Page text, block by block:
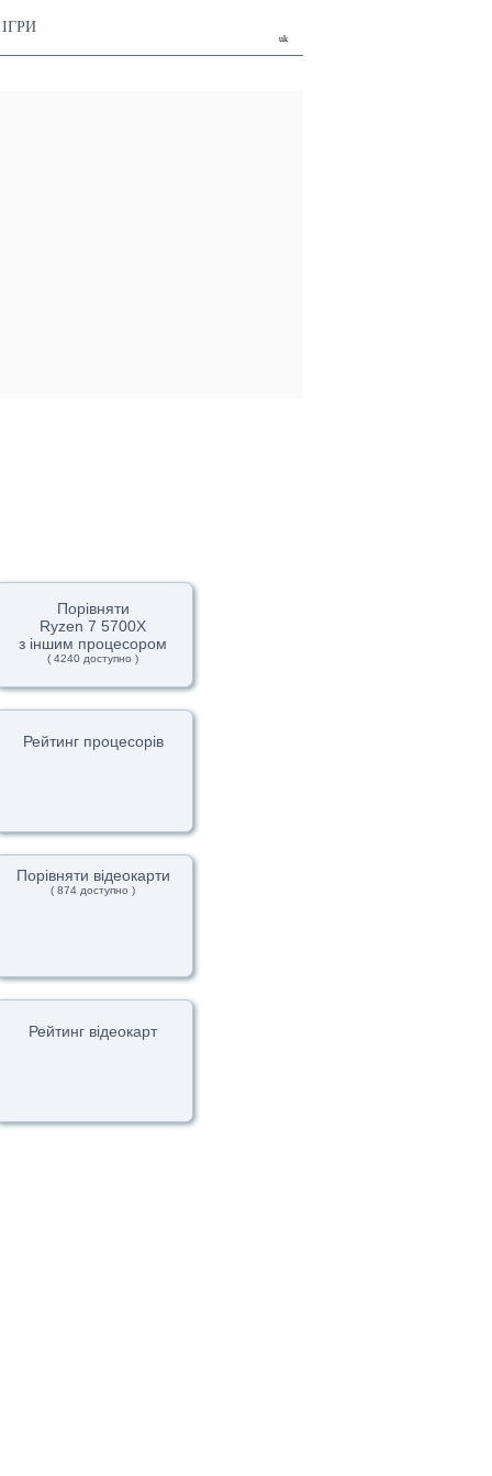
uk
ІГРИ
Порівняти
Ryzen 7 5700X
з іншим процесором
( 4240 доступно )
Рейтинг процесорів
Порівняти відеокарти
( 874 доступно )
Рейтинг відеокарт